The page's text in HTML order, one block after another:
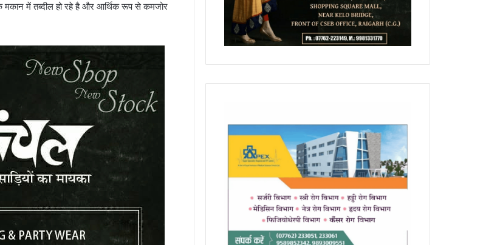
मकान में तब्दील हो रहे है और आर्थिक रूप से कमजोर